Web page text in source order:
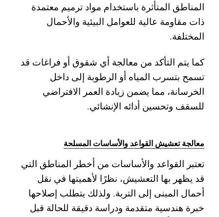
المناطق المتأثرة باستخدام مواد ترميم معتمدة
ذات مقاومة عالية للعوامل البيئية والأحمال
المختلفة.
كما يتم التأكد من معالجة أي شقوق أو فراغات قد
تسمح بتسرب المياه أو الرطوبة إلى داخل
الخرسانة، مما يضمن زيادة العمر الافتراضي
للسقف وتحسين أدائه الإنشائي.
معالجة تعشيش القواعد والأساسات المسلحة
تعتبر القواعد والأساسات من أخطر المناطق التي
قد يظهر بها التعشيش، نظرًا لأهميتها في نقل
أحمال المبنى إلى التربة. ولذلك يتطلب إصلاحها
خبرة هندسية متقدمة ودراسة دقيقة للحالة قبل